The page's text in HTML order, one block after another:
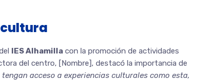
IES Alhamilla con la promoción de actividades
del centro, [Nombre], destacó la importancia de
acceso a experiencias culturales como esta,